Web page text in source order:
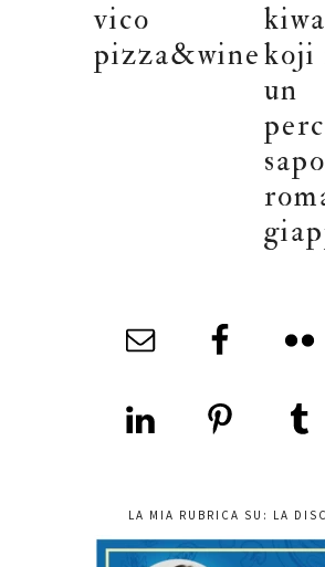
vico
pizza&winekoji
un
LA MIA RUBRICA SU: LA